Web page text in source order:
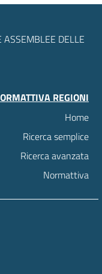
ASSEMBLEE DELLE
REGIONI
Home
Ricerca semplice
Ricerca avanzata
Normattiva